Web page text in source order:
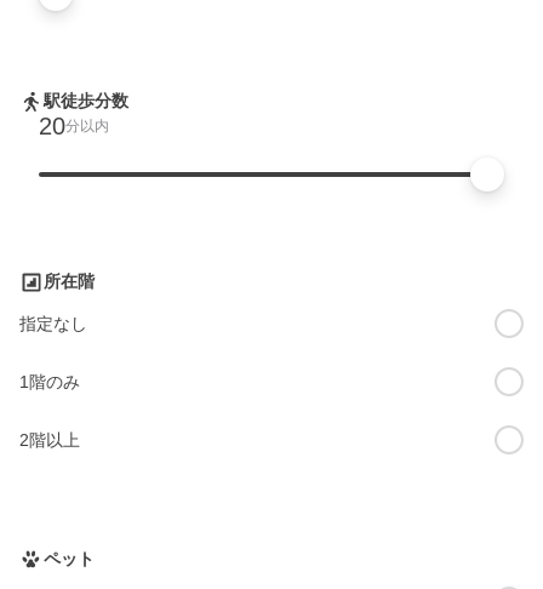
駅徒歩分数
20分以内
所在階
指定なし
1階のみ
2階以上
ペット